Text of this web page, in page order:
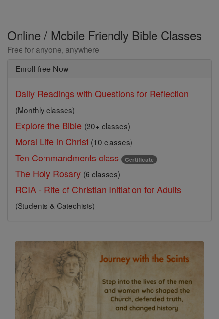
Online / Mobile Friendly Bible Classes
Free for anyone, anywhere
Enroll free Now
Daily Readings with Questions for Reflection
(Monthly classes)
Explore the Bible (20+ classes)
Moral Life in Christ (10 classes)
Ten Commandments class Certificate
The Holy Rosary (6 classes)
RCIA - Rite of Christian Initiation for Adults
(Students & Catechists)